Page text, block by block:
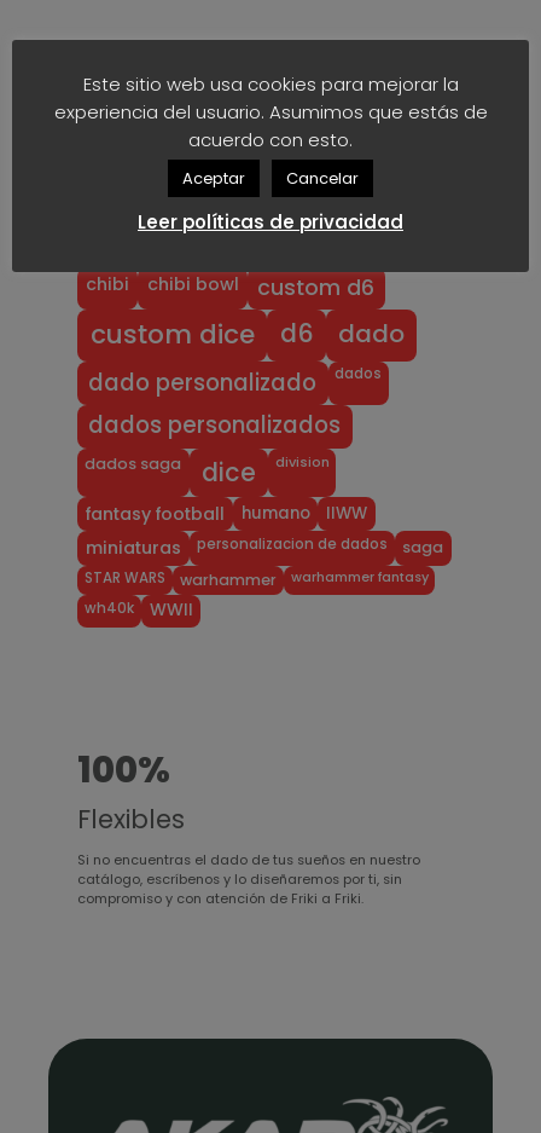
Etiquetas
akaro dice anime block
chibi chibi bowl custom d6
custom dice d6 dado
dado personalizado dados
dados personalizados
dados saga dice division
fantasy football humano IIWW
miniaturas personalizacion de dados saga
STAR WARS warhammer warhammer fantasy
wh40k WWII
100%
Flexibles
Si no encuentras el dado de tus sueños en nuestro
catálogo, escríbenos y lo diseñaremos por ti, sin
compromiso y con atención de Friki a Friki.
Este sitio web usa cookies para mejorar la
experiencia del usuario. Asumimos que estás de
acuerdo con esto.
Aceptar Cancelar
Leer políticas de privacidad